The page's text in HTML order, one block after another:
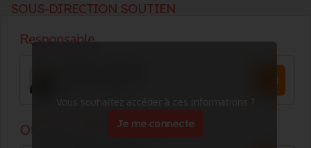
SOUS-DIRECTION SOUTIEN
Vous souhaitez accéder à ces informations ?
Je me connecte